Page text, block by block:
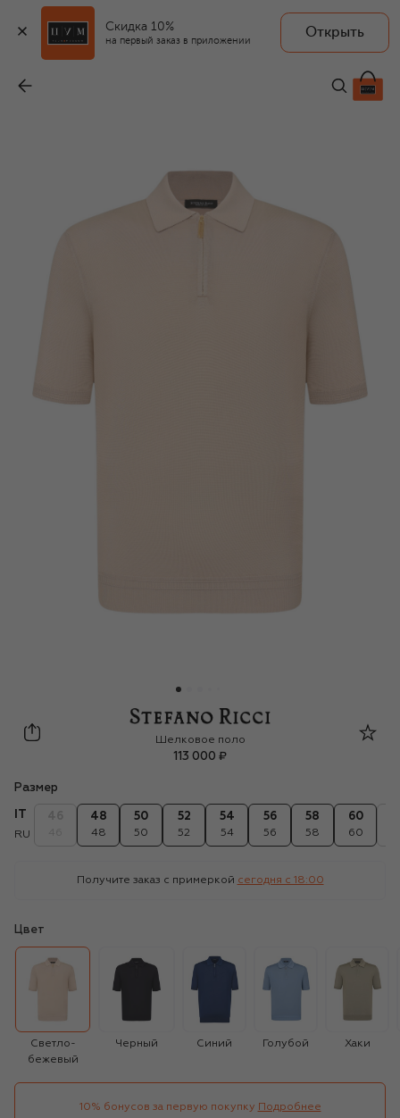
Скидка 10%
на первый заказ в приложении
Открыть
113 000 ₽
Stefano Ricci
Шелковое поло
113 000 ₽
Размер
RU
48
48
50
50
52
52
54
54
56
56
58
58
60
60
Получите заказ с примеркой сегодня c 18:00
Цвет
Светло-
бежевый
Черный Синий Голубой Хаки
10% бонусов за первую покупку Подробнее